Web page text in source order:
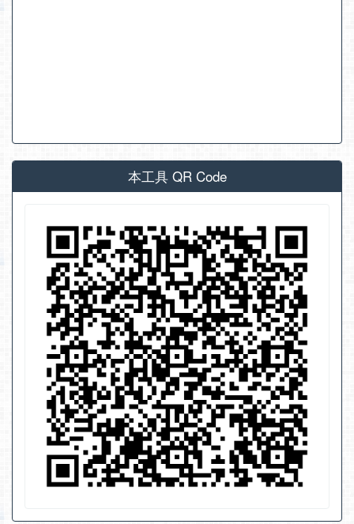
本工具 QR Code